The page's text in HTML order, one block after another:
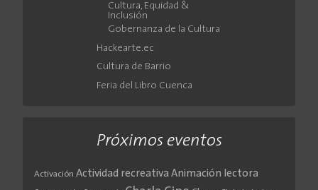
Cultura, Equidad &
Inclusión
Gobernanza de la Cultura
Hackearte.ec
Cultura de Barrio
Feria del Libro Cuenca
Próximos eventos
Activación Actividad recreativa Animación lectora